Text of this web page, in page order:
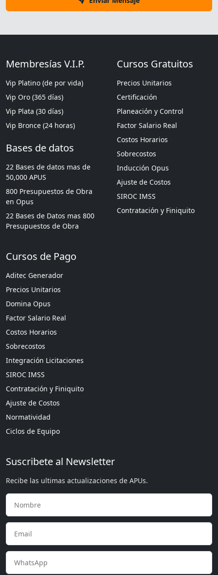
Membresías V.I.P.
Vip Platino (de por vida)
Vip Oro (365 días)
Vip Plata (30 días)
Vip Bronce (24 horas)
Bases de datos
22 Bases de datos mas de
50,000 APUS
800 Presupuestos de Obra
en Opus
22 Bases de Datos mas 800
Presupuestos de Obra
Cursos Gratuitos
Precios Unitarios
Certificación
Planeación y Control
Factor Salario Real
Costos Horarios
Sobrecostos
Inducción Opus
Ajuste de Costos
SIROC IMSS
Contratación y Finiquito
Cursos de Pago
Aditec Generador
Precios Unitarios
Domina Opus
Factor Salario Real
Costos Horarios
Sobrecostos
Integración Licitaciones
SIROC IMSS
Contratación y Finiquito
Ajuste de Costos
Normatividad
Ciclos de Equipo
Suscribete al Newsletter
Recibe las ultimas actualizaciones de APUs.